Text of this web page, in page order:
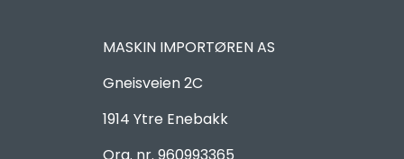
MASKIN IMPORTØREN AS
Gneisveien 2C
1914 Ytre Enebakk